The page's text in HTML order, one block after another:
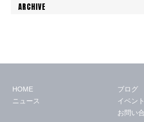
ARCHIVE
HOME
ニュース
ブログ
イベン
お問い